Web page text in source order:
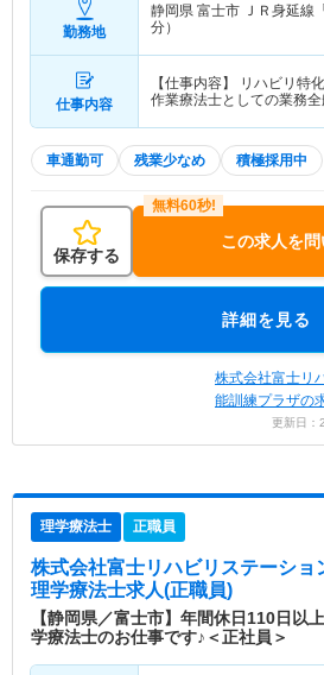
勤務地
静岡県 富士市
ＪＲ身延線
分）
仕事内容
【仕事内容】 リハビリ特
作業療法士としての業務全
車通勤可 残業少なめ 積極採用中
保存する
この求人を
詳細を見る
株式会社富士リ
能訓練プラザの
更新日
理学療法士 正職員
株式会社富士リハビリステーショ
理学療法士求人(正職員)
【静岡県／富士市】年間休日110日以
学療法士のお仕事です♪＜正社員＞